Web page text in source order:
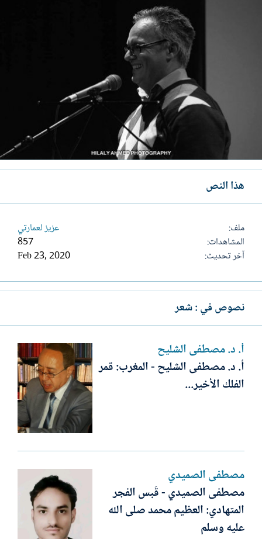
هذا النص
ملف
عزيز لعمارتي
المشاهدات
857
آخر تحديث
Feb 23, 2020
نصوص في : شعر
أ. د. مصطفى الشليح
أ. د. مصطفى الشليح - المغرب: قمر
الفلك الأخير...
مصطفى الصميدي
مصطفى الصميدي - قَبس الفجر
المتهادي: العظيم محمد صلى الله
عليه وسلم